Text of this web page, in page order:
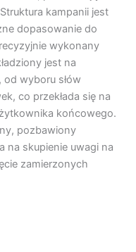
kampanii jest
dopasowanie do
wykonany
jest na
wyboru słów
co przekłada się na
końcowego.
pozbawiony
na skupienie uwagi na
zamierzonych